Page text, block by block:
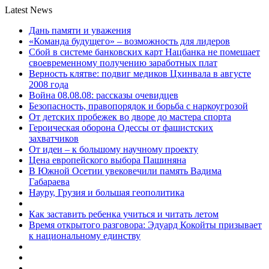
Latest News
Дань памяти и уважения
«Команда будущего» – возможность для лидеров
Сбой в системе банковских карт Нацбанка не помешает
своевременному получению заработных плат
Верность клятве: подвиг медиков Цхинвала в августе
2008 года
Война 08.08.08: рассказы очевидцев
Безопасность, правопорядок и борьба с наркоугрозой
От детских пробежек во дворе до мастера спорта
Героическая оборона Одессы от фашистских
захватчиков
От идеи – к большому научному проекту
Цена европейского выбора Пашиняна
В Южной Осетии увековечили память Вадима
Габараева
Науру, Грузия и большая геополитика
Как заставить ребенка учиться и читать летом
Время открытого разговора: Эдуард Кокойты призывает
к национальному единству